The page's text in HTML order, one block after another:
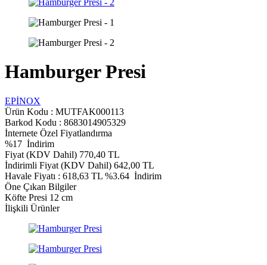
Hamburger Presi
EPİNOX
Ürün Kodu : MUTFAK000113
Barkod Kodu : 8683014905329
İnternete Özel Fiyatlandırma
%17 İndirim
Fiyat (KDV Dahil) 770,40 TL
İndirimli Fiyat (KDV Dahil) 642,00 TL
Havale Fiyatı : 618,63 TL %3.64 İndirim
Öne Çıkan Bilgiler
Köfte Presi 12 cm
İlişkili Ürünler